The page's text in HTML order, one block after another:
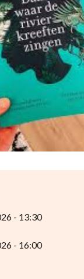
- 13:30
- 16:00